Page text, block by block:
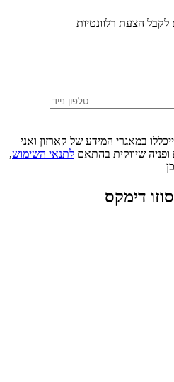
לקבל הצעת רלוונטיות
במאגרי המידע של קארזון ואני
שיווקית בהתאם לתנאי השימוש,
דימקס